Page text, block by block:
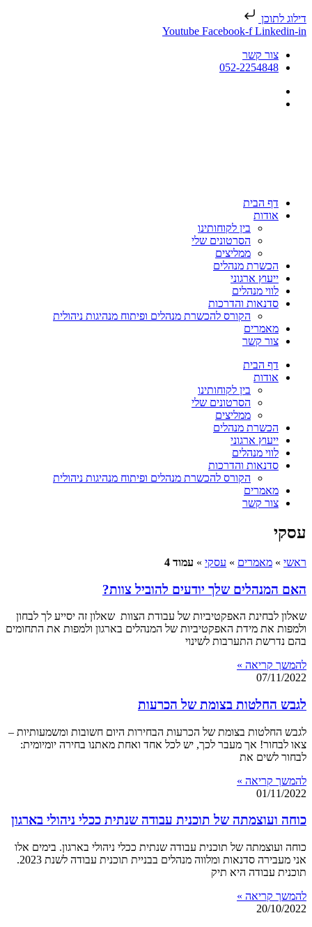
דילוג לתוכן
Youtube Facebook-f Linkedin-in
צור קשר
052-2254848
דף הבית
אודות
בין לקוחותינו
הסרטונים שלי
ממליצים
הכשרת מנהלים
ייעוץ ארגוני
לווי מנהלים
סדנאות והדרכות
הקורס להכשרת מנהלים ופיתוח מנהיגות ניהולית
מאמרים
צור קשר
דף הבית
אודות
בין לקוחותינו
הסרטונים שלי
ממליצים
הכשרת מנהלים
ייעוץ ארגוני
לווי מנהלים
סדנאות והדרכות
הקורס להכשרת מנהלים ופיתוח מנהיגות ניהולית
מאמרים
צור קשר
עסקי
ראשי » מאמרים » עסקי » עמוד 4
האם המנהלים שלך יודעים להוביל צוות?
שאלון לבחינת האפקטיביות של עבודת הצוות שאלון זה יסייע לך לבחון
ולמפות את מידת האפקטיביות של המנהלים בארגון ולמפות את התחומים
בהם נדרשת התערבות לשינוי
להמשך קריאה »
07/11/2022
לגבש החלטות בצומת של הכרעות
לגבש החלטות בצומת של הכרעות הבחירות היום חשובות ומשמעותיות –
צאו לבחור! אך מעבר לכך, יש לכל אחד ואחת מאתנו בחירה יומיומית:
לבחור לשים את
להמשך קריאה »
01/11/2022
כוחה ועוצמתה של תוכנית עבודה שנתית ככלי ניהולי בארגון
כוחה ועוצמתה של תוכנית עבודה שנתית ככלי ניהולי בארגון. בימים אלו
אני מעבירה סדנאות ומלווה מנהלים בבניית תוכנית עבודה לשנת 2023.
תוכנית עבודה היא תיק
להמשך קריאה »
20/10/2022